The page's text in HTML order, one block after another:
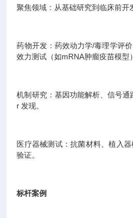
聚焦领域：从基础研究到临床前开
药物开发：药效动力学/毒理学评
效力测试（如mRNA肿瘤疫苗模型
机制研究：基因功能解析、信号通
r 发现。
医疗器械测试：抗菌材料、植入
验证。
标杆案例